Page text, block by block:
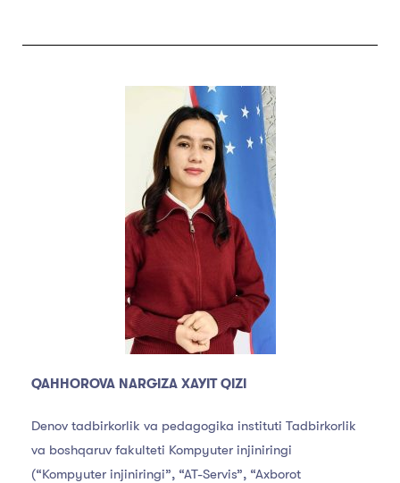
QAHHOROVA NARGIZA XAYIT QIZI
Denov tadbirkorlik va pedagogika instituti Tadbirkorlik
va boshqaruv fakulteti Kompyuter injiniringi
(“Kompyuter injiniringi”, “AT-Servis”, “Axborot